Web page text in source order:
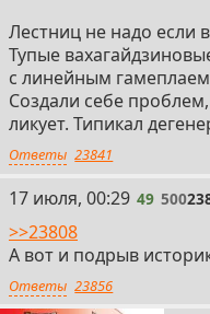
Лестниц не надо если
Тупые
с линейным
Создали себе
ликует. Типикал
Ответы 23841
49
17 июля, 00:29 49 500
>>23808
А вот и подрыв
Ответы 23856